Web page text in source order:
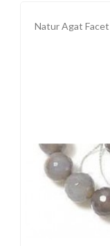
Natur Agat